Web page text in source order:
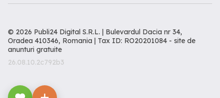
© 2026 Publi24 Digital S.R.L. | Bulevardul Dacia nr 34,
Oradea 410346, Romania | Tax ID: RO20201084 - site de
anunturi gratuite
26.08.10.2c792b3